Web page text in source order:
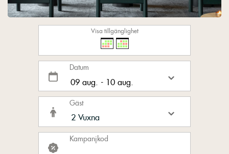
Visa tillgänglighet
Datum
Gäst
Kampanjkod